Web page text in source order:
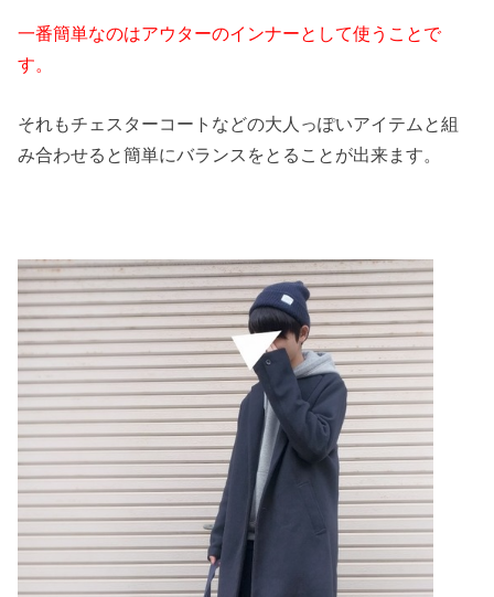
一番簡単なのはアウターのインナーとして使うことで
す。
それもチェスターコートなどの大人っぽいアイテムと組
み合わせると簡単にバランスをとることが出来ます。